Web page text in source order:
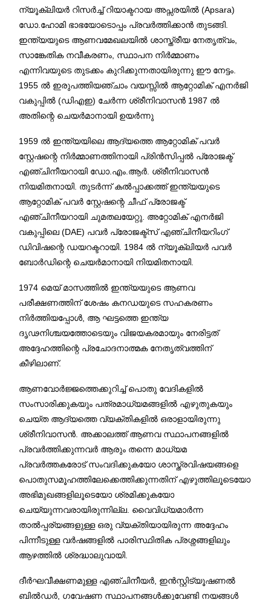
ന്യൂക്ലിയർ റിസർച്ച് റിയാക്ടറായ അപ്സരയിൽ (Apsara)
ഡോ.ഹോമി ഭാഭയോടൊപ്പം പ്രവർത്തിക്കാൻ തുടങ്ങി.
ഇന്ത്യയുടെ ആണവമേഖലയിൽ ശാസ്ത്രീയ നേതൃത്വം,
സാങ്കേതിക നവീകരണം, സ്ഥാപന നിർമ്മാണം
എന്നിവയുടെ തുടക്കം കുറിക്കുന്നതായിരുന്നു ഈ നേട്ടം.
1955 ൽ ഇരുപത്തിയഞ്ചാം വയസ്സിൽ ആറ്റോമിക് എനർജി
വകുപ്പിൽ (ഡിഎഇ) ചേർന്ന ശ്രീനിവാസൻ 1987 ൽ
അതിന്റെ ചെയർമാനായി ഉയർന്നു
1959 ൽ ഇന്ത്യയിലെ ആദ്യത്തെ ആറ്റോമിക് പവർ
സ്റ്റേഷന്റെ നിർമ്മാണത്തിനായി പ്രിൻസിപ്പൽ പ്രോജക്ട്
എഞ്ചിനീയറായി ഡോ.എം.ആർ. ശ്രീനിവാസൻ
നിയമിതനായി. തുടർന്ന് കൽപ്പാക്കത്ത് ഇന്ത്യയുടെ
ആറ്റോമിക് പവർ സ്റ്റേഷന്റെ ചീഫ് പ്രോജക്ട്
എഞ്ചിനീയറായി ചുമതലയേറ്റു. അറ്റോമിക് എനർജി
വകുപ്പിലെ (DAE) പവർ പ്രോജക്ട്സ് എഞ്ചിനീയറിംഗ്
ഡിവിഷന്റെ ഡയറക്ടറായി. 1984 ൽ ന്യൂക്ലിയർ പവർ
ബോർഡിന്റെ ചെയർമാനായി നിയമിതനായി.
1974 മെയ് മാസത്തിൽ ഇന്ത്യയുടെ ആണവ
പരീക്ഷണത്തിന് ശേഷം കനഡയുടെ സഹകരണം
നിർത്തിയപ്പോൾ, ആ ഘട്ടത്തെ ഇന്ത്യ
ദൃഢനിശ്ചയത്തോടെയും വിജയകരമായും നേരിട്ടത്
അദ്ദേഹത്തിന്റെ പ്രചോദനാത്മക നേതൃത്വത്തിന്
കീഴിലാണ്.
ആണവോർജ്ജത്തെക്കുറിച്ച് പൊതു വേദികളിൽ
സംസാരിക്കുകയും പത്രമാധ്യമങ്ങളിൽ എഴുതുകയും
ചെയ്ത ആദ്യത്തെ വ്യക്തികളിൽ ഒരാളായിരുന്നു
ശ്രീനിവാസൻ. അക്കാലത്ത് ആണവ സ്ഥാപനങ്ങളിൽ
പ്രവർത്തിക്കുന്നവർ ആരും തന്നെ മാധ്യമ
പ്രവർത്തകരോട് സംവദിക്കുകയോ ശാസ്ത്രവിഷയങ്ങളെ
പൊതുസമൂഹത്തിലേക്കെത്തിക്കുന്നതിന് എഴുത്തിലൂടെയോ
അഭിമുഖങ്ങളിലൂടെയോ ശ്രമിക്കുകയോ
ചെയ്യുന്നവരായിരുന്നില്ല. വൈവിധ്യമാർന്ന
താൽപ്പര്യങ്ങളുള്ള ഒരു വ്യക്തിയായിരുന്ന അദ്ദേഹം
പിന്നീടുള്ള വർഷങ്ങളിൽ പാരിസ്ഥിതിക പ്രശ്നങ്ങളിലും
ആഴത്തിൽ ശ്രദ്ധാലുവായി.
ദീർഘവീക്ഷണമുള്ള എഞ്ചിനീയർ, ഇൻസ്റ്റിട്യൂഷണൽ
ബിൽഡർ, ഗവേഷണ സ്ഥാപനങ്ങൾക്കുവേണ്ടി നയങ്ങൾ